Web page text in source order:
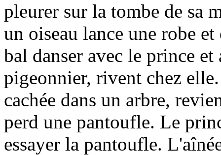
pleurer sur la tombe de sa
un oiseau lance une robe
bal danser avec le prince et
pigeonnier, rivent chez
cachée dans un arbre,
perd une pantoufle. Le
essayer la pantoufle.